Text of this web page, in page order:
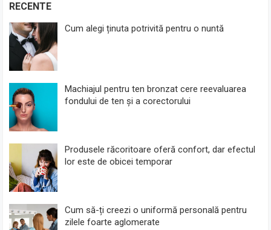
RECENTE
Cum alegi ținuta potrivită pentru o nuntă
Machiajul pentru ten bronzat cere reevaluarea
fondului de ten și a corectorului
Produsele răcoritoare oferă confort, dar efectul
lor este de obicei temporar
Cum să-ți creezi o uniformă personală pentru
zilele foarte aglomerate